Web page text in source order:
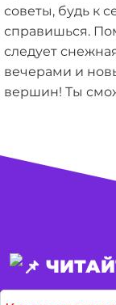
советы, будь к
справишься.
следует
вечерами и
вершин! Ты